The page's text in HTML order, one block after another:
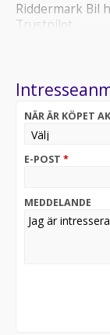
Riddermark Bil
Trustpilot
hemleverans i
En stilren
stabil på
som gör varje
*OBS:
placerad på en
Utrustning
-
Jämför denna
NÄR ÄR KÖPET
E-POST *
MEDDELANDE